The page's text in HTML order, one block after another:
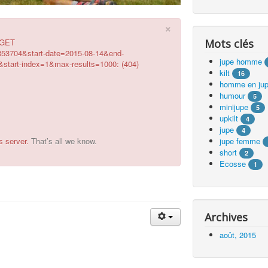
×
date=2015-08-14&end-
index=1&max-results=1000: (404)
server. That’s all we know.
Mots clés
jupe homme
kilt
16
homme en
humour
5
minijupe 5
upkilt 4
jupe 4
jupe femme
short
2
Ecosse 1
Archives
août, 2015